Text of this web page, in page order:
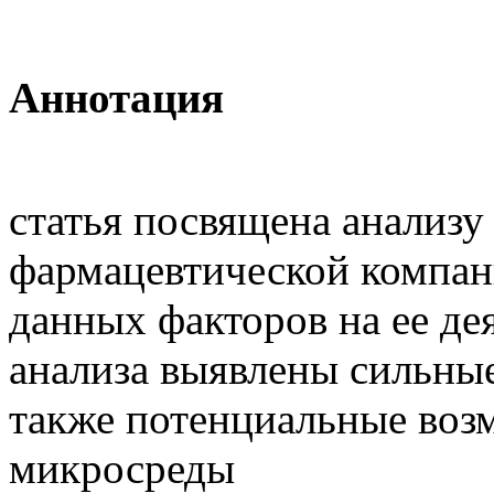
Аннотация
статья посвящена
фармацевтической
данных факторов на ее
анализа выявлены
также потенциальные
микросреды